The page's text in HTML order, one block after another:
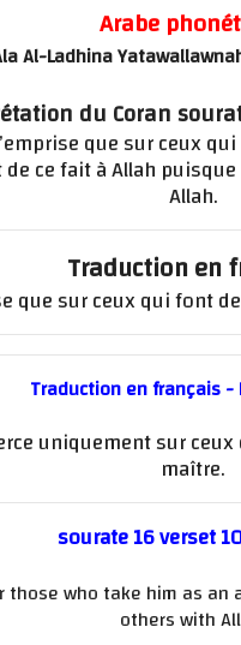
Arabe
Al-Ladhina
du Coran
que sur ceux
ce fait à Allah
Allah.
Traduction en
que sur ceux qui font
Traduction en français -
uniquement sur
maître.
sourate 16 verset
those who take him as
others with